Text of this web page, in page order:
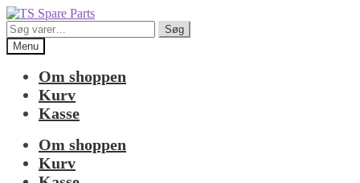
Spring
til
navigation
Spring
til
indhold
Søg
efter:
Søg
Menu
Om shoppen
Kurv
Kasse
Om shoppen
Kurv